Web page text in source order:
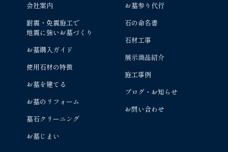
会社案内
耐震・免震施工で
地震に強いお墓づくり
お墓購入ガイド
使用石材の特徴
お墓を建てる
お墓のリフォーム
墓石クリーニング
お墓じまい
お墓参り代行
石の命名書
石材工事
展示商品紹介
施工事例
ブログ・お知らせ
お問い合わせ